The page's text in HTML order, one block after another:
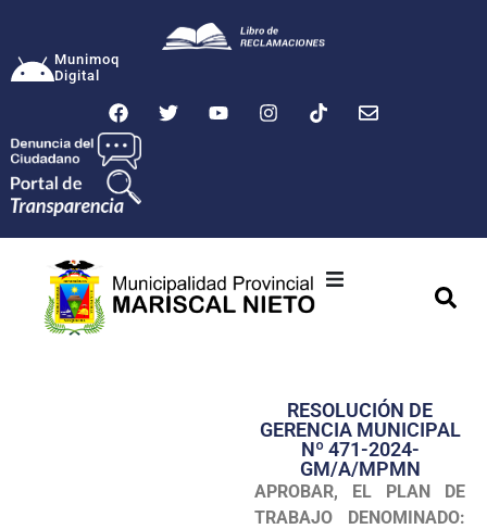
Munimoq
Digital
Transparencia
Seguridad
Programas
RESOLUCIÓN DE
GERENCIA MUNICIPAL
Nº 471-2024-
GM/A/MPMN
APROBAR, EL PLAN DE
TRABAJO DENOMINADO: